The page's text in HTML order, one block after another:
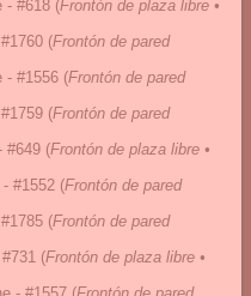
- #618 (Frontón de plaza libre •
(Frontón de pared
- #1556 (Frontón de pared
(Frontón de pared
#649 (Frontón de plaza libre •
#1552 (Frontón de pared
(Frontón de pared
(Frontón de plaza libre •